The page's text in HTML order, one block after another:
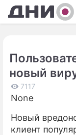
новый
7117
None
Новый
клиент